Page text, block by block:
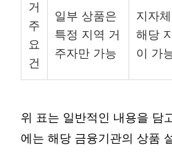
거
주
요
건
일부 상품은
특정 지역 거
주자만 가능
지자
해당
이 가
위 표는 일반적인 내용을 담
에는 해당 금융기관의 상품